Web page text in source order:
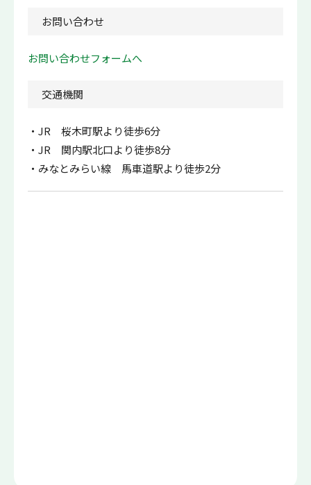
お問い合わせ
お問い合わせフォームへ
交通機関
JR 桜木町駅より徒歩6分
JR 関内駅北口より徒歩8分
みなとみらい線 馬車道駅より徒歩2分